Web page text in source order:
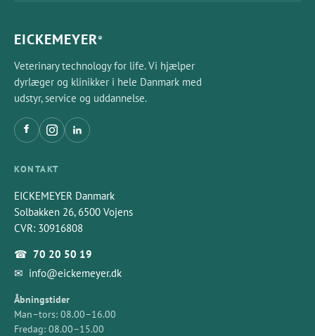
skal hænder, og ved kirurgisk desinfektion også
indvirkningstiden.
EICKEMEYER®
Veterinary technology for life. Vi hjælper
dyrlæger og klinikker i hele Danmark med
udstyr, service og uddannelse.
KONTAKT
EICKEMEYER Danmark
Solbakken 26, 6500 Vojens
CVR: 30916808
☎ 70 20 50 19
✉ info@eickemeyer.dk
Åbningstider
Man–tors: 08.00–16.00
Fredag: 08.00–15.00